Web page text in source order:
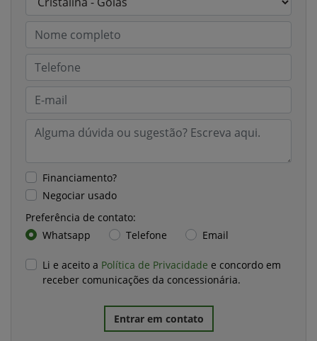
Financiamento?
Negociar usado
Preferência de contato:
Whatsapp
Telefone Email
Li e aceito a Política de Privacidade e concordo em
receber comunicações da concessionária.
Entrar em contato